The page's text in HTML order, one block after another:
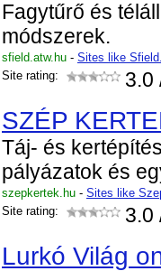
Fagytűrő és
módszerek.
sfield.atw.hu - Sites like
Site rating:
3.0
SZÉP
Táj- és
pályázatok és
szepkertek.hu - Sites like
Site rating:
3.0
Lurkó Világ